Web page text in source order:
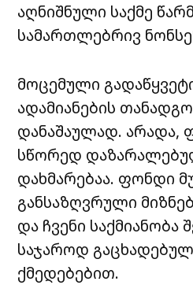
აღნიშნული საქმე
სამართლებრივ
მოცემული
ადამიანების
დანაშაულად. არადა,
სწორედ
დახმარებაა. ფონდი
განსაზღვრული
და ჩვენი
საჯაროდ
ქმედებებით.